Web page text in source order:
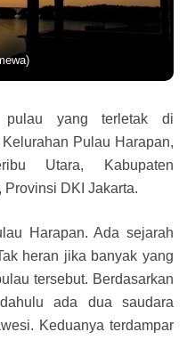
pulau yang terletak di
Pulau Harapan,
Utara, Kabupaten
DKI Jakarta.
Harapan. Ada sejarah
heran jika banyak yang
tersebut. Berdasarkan
ada dua saudara
Keduanya terdampar